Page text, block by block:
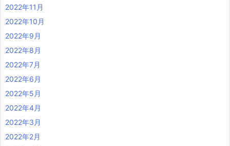
2022年11月
2022年10月
2022年9月
2022年8月
2022年7月
2022年6月
2022年5月
2022年4月
2022年3月
2022年2月